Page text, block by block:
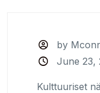
by
June 23,
Kulttuuriset